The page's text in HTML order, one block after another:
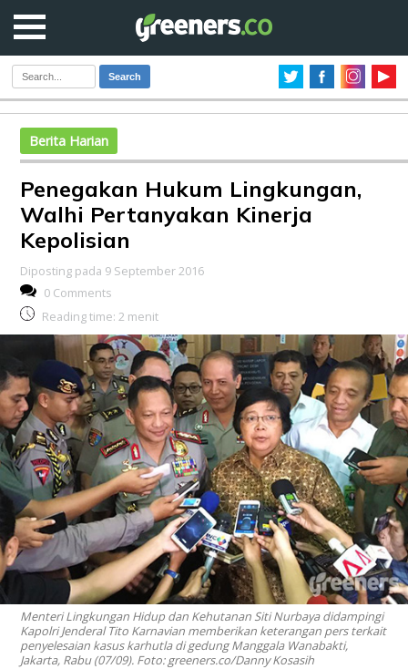
Search
Berita Harian
Penegakan Hukum Lingkungan,
Walhi Pertanyakan Kinerja
Kepolisian
Diposting pada 9 September 2016
0 Comments
Reading time: 2 menit
Menteri Lingkungan Hidup dan Kehutanan Siti Nurbaya didampingi
Kapolri Jenderal Tito Karnavian memberikan keterangan pers terkait
penyelesaian kasus karhutla di gedung Manggala Wanabakti,
Jakarta, Rabu (07/09). Foto: greeners.co/Danny Kosasih